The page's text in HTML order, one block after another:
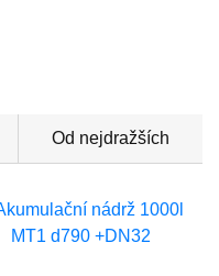
Od nejdražších